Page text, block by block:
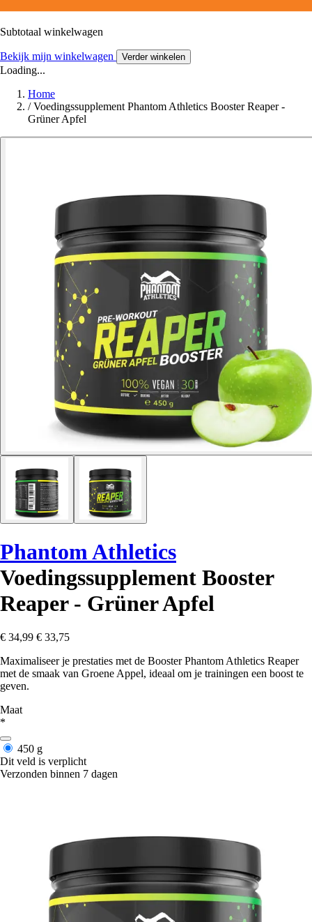
Subtotaal winkelwagen
Bekijk mijn winkelwagen Verder winkelen
Loading...
Home
/ Voedingssupplement Phantom Athletics Booster Reaper -
Grüner Apfel
Phantom Athletics
Voedingssupplement Booster
Reaper - Grüner Apfel
€ 34,99 € 33,75
Maximaliseer je prestaties met de Booster Phantom Athletics Reaper
met de smaak van Groene Appel, ideaal om je trainingen een boost te
geven.
Maat
*
450 g
Dit veld is verplicht
Verzonden binnen 7 dagen